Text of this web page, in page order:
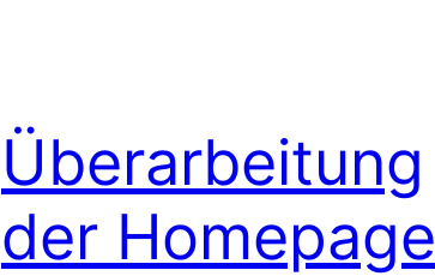
Überarbeitung
der Homepage